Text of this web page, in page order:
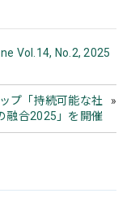
Vol.14, No.2, 2025
プ「持続可能な社
融合2025」を開催